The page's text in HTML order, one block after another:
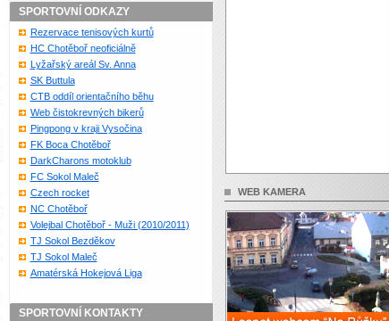
SPORTOVNÍ ODKAZY
Rezervace tenisových kurtů
HC Chotěboř neoficiálně
Lyžařský areál Sv. Anna
SK Buttula
CTB oddíl orientačního běhu
Web čistokrevných bikerů
Pingpong v kraji Vysočina
FK Boca Chotěboř
DarkCharons motoklub
FC Sokol Maleč
Czech rocket
NC Chotěboř
Volejbal Chotěboř - Muži (2010/2011)
TJ Sokol Bezděkov
TJ Sokol Maleč
Amatérská Hokejová Liga
SPORTOVNÍ KONTAKTY
WEB KAMERA